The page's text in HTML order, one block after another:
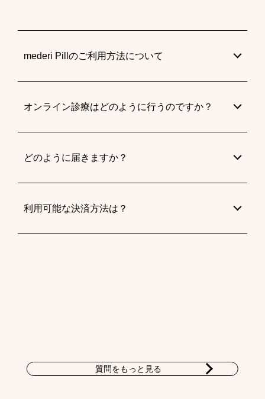
mederi Pillのご利用方法について
オンライン診療はどのように行うのですか？
どのように届きますか？
利用可能な決済方法は？
質問をもっと見る